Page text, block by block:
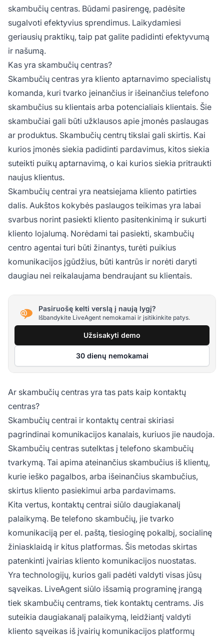
skambučių centras. Būdami pasirengę, padėsite
sugalvoti efektyvius sprendimus. Laikydamiesi
geriausių praktikų, taip pat galite padidinti efektyvumą
ir našumą.
Kas yra skambučių centras?
Skambučių centras yra kliento aptarnavimo specialistų
komanda, kuri tvarko įeinančius ir išeinančius telefono
skambučius su klientais arba potencialiais klientais. Šie
skambučiai gali būti užklausos apie įmonės paslaugas
ar produktus. Skambučių centrų tikslai gali skirtis. Kai
kurios įmonės siekia padidinti pardavimus, kitos siekia
suteikti puikų aptarnavimą, o kai kurios siekia pritraukti
naujus klientus.
Skambučių centrai yra neatsiejama kliento patirties
dalis. Aukštos kokybės paslaugos teikimas yra labai
svarbus norint pasiekti kliento pasitenkinimą ir sukurti
kliento lojalumą. Norėdami tai pasiekti, skambučių
centro agentai turi būti žinantys, turėti puikius
komunikacijos įgūdžius, būti kantrūs ir norėti daryti
daugiau nei reikalaujama bendraujant su klientais.
Pasiruošę kelti verslą į naują lygį?
Išbandykite LiveAgent nemokamai ir įsitikinkite patys.
Užsisakyti demo
30 dienų nemokamai
Ar skambučių centras yra tas pats kaip kontaktų
centras?
Skambučių centrai ir kontaktų centrai skiriasi
pagrindinai komunikacijos kanalais, kuriuos jie naudoja.
Skambučių centras sutelktas į telefono skambučių
tvarkymą. Tai apima ateinančius skambučius iš klientų,
kurie ieško pagalbos, arba išeinančius skambučius,
skirtus kliento pasiekimui arba pardavimams.
Kita vertus, kontaktų centrai siūlo daugiakanalį
palaikymą. Be telefono skambučių, jie tvarko
komunikaciją per el. paštą, tiesioginę pokalbį, socialinę
žiniasklaidą ir kitus platformas. Šis metodas skirtas
patenkinti įvairias kliento komunikacijos nuostatas.
Yra technologijų, kurios gali padėti valdyti visas jūsų
sąveikas. LiveAgent siūlo išsamią programinę įrangą
tiek skambučių centrams, tiek kontaktų centrams. Jis
suteikia daugiakanalį palaikymą, leidžiantį valdyti
kliento sąveikas iš įvairių komunikacijos platformų